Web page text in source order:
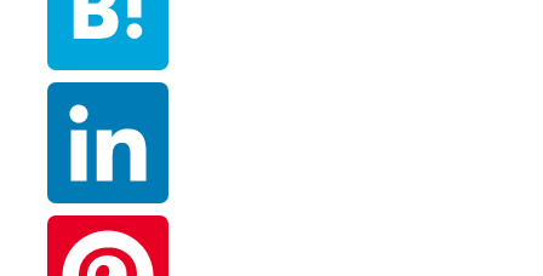
o
n H
t